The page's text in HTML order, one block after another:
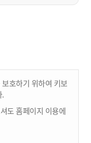
호하기 위하여 키보
.
도 홈페이지 이용에